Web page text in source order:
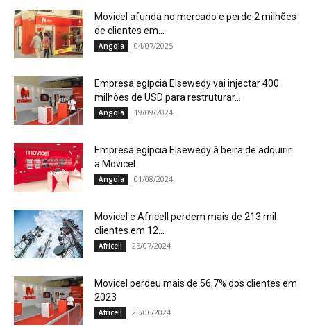
Movicel afunda no mercado e perde 2 milhões
de clientes em...
Angola 04/07/2025
Empresa egípcia Elsewedy vai injectar 400
milhões de USD para restruturar...
Angola 19/09/2024
Empresa egípcia Elsewedy à beira de adquirir
a Movicel
Angola 01/08/2024
Movicel e Africell perdem mais de 213 mil
clientes em 12...
Africell 25/07/2024
Movicel perdeu mais de 56,7% dos clientes em
2023
Africell 25/06/2024